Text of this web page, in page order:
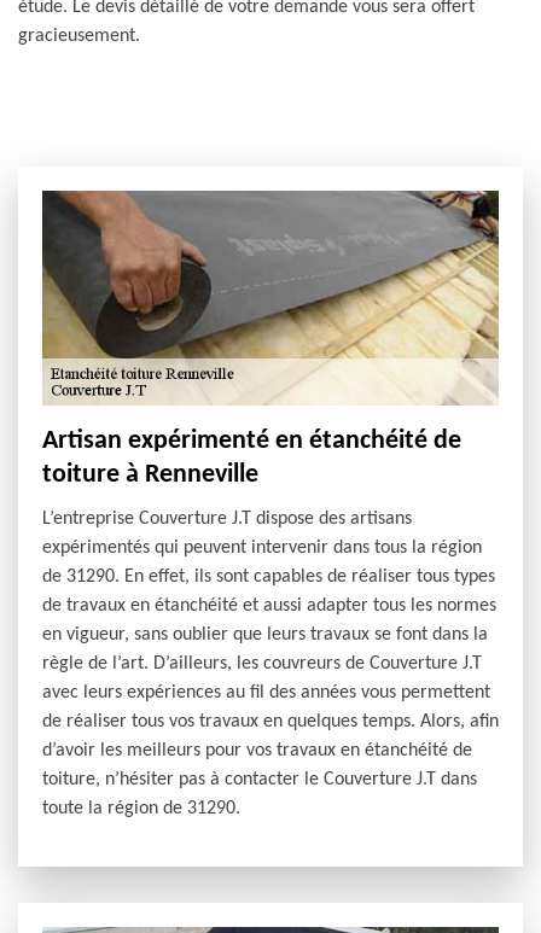
étude. Le devis détaillé de votre demande vous sera offert
gracieusement.
Artisan expérimenté en étanchéité de
toiture à Renneville
L’entreprise Couverture J.T dispose des artisans
expérimentés qui peuvent intervenir dans tous la région
de 31290. En effet, ils sont capables de réaliser tous types
de travaux en étanchéité et aussi adapter tous les normes
en vigueur, sans oublier que leurs travaux se font dans la
règle de l’art. D’ailleurs, les couvreurs de Couverture J.T
avec leurs expériences au fil des années vous permettent
de réaliser tous vos travaux en quelques temps. Alors, afin
d’avoir les meilleurs pour vos travaux en étanchéité de
toiture, n’hésiter pas à contacter le Couverture J.T dans
toute la région de 31290.